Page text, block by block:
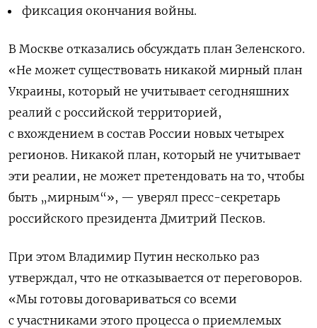
фиксация окончания войны.
В Москве отказались обсуждать план Зеленского.
«Не может существовать никакой мирный план
Украины, который не учитывает сегодняшних
реалий с российской территорией,
с вхождением в состав России новых четырех
регионов. Никакой план, который не учитывает
эти реалии, не может претендовать на то, чтобы
быть „мирным“», — уверял пресс-секретарь
российского президента Дмитрий Песков.
При этом Владимир Путин несколько раз
утверждал, что не отказывается от переговоров.
«Мы готовы договариваться со всеми
с участниками этого процесса о приемлемых